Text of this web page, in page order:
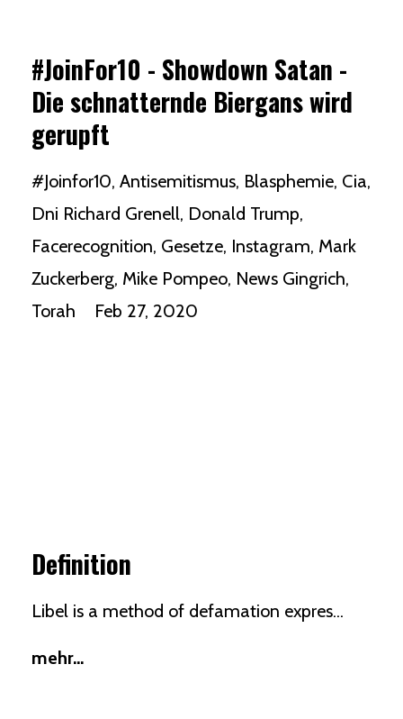
#JoinFor10 - Showdown Satan -
Die schnatternde Biergans wird
gerupft
#joinfor10 Antisemitismus Blasphemie Cia
Dni Richard Grenell Donald Trump
Facerecognition Gesetze Instagram Mark
Zuckerberg Mike Pompeo News Gingrich
Torah
Feb 27, 2020
Definition
Libel is a method of defamation expres...
mehr...